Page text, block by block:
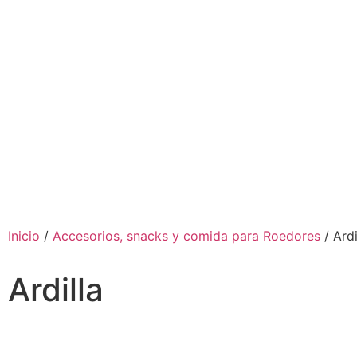
Inicio / Accesorios, snacks y comida para Roedores /
Ardilla